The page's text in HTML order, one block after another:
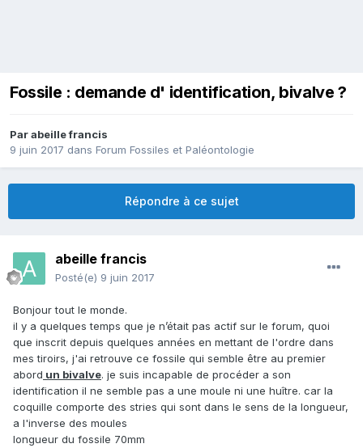
Fossile : demande d' identification, bivalve ?
Parabeille francis
9 juin 2017 dans Forum Fossiles et Paléontologie
Répondre à ce sujet
abeille francis
Posté(e) 9 juin 2017
Bonjour tout le monde.
il y a quelques temps que je n’était pas actif sur le forum, quoi
que inscrit depuis quelques années en mettant de l'ordre dans
mes tiroirs, j'ai retrouve ce fossile qui semble être au premier
abord un bivalve. je suis incapable de procéder a son
identification il ne semble pas a une moule ni une huître. car la
coquille comporte des stries qui sont dans le sens de la longueur,
a l'inverse des moules
longueur du fossile 70mm